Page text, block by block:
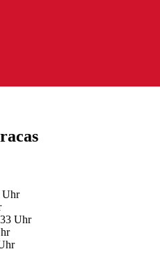
Uhr
Uhr